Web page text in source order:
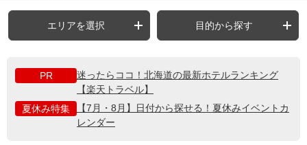
エリアを選択 目的から探す
PR
迷ったらココ！北海道の最新ホテルランキング
【楽天トラベル】
夏休み特集
【7月・8月】日付から探せる！夏休みイベントカ
レンダー